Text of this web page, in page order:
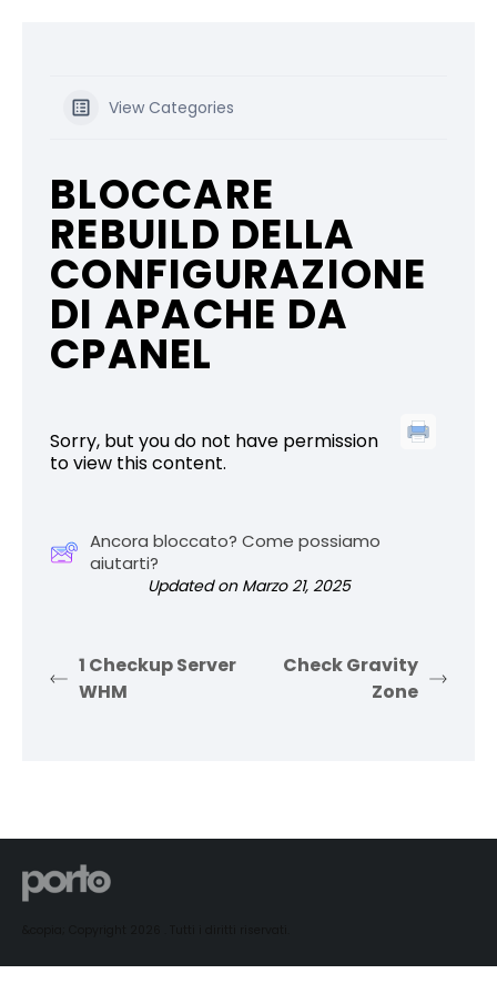
View Categories
BLOCCARE
REBUILD DELLA
CONFIGURAZIONE
DI APACHE DA
CPANEL
Sorry, but you do not have permission
to view this content.
Ancora bloccato? Come possiamo
aiutarti?
Updated on Marzo 21, 2025
1 Checkup Server
WHM
Check Gravity
Zone